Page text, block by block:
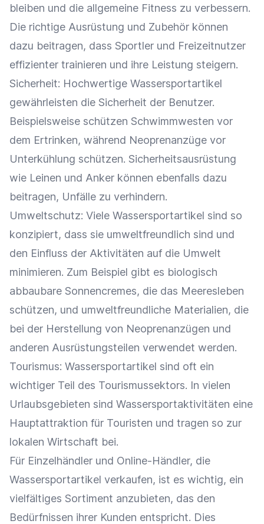
bleiben und die allgemeine Fitness zu verbessern.
Die richtige Ausrüstung und Zubehör können
dazu beitragen, dass Sportler und Freizeitnutzer
effizienter trainieren und ihre Leistung steigern.
Sicherheit: Hochwertige Wassersportartikel
gewährleisten die Sicherheit der Benutzer.
Beispielsweise schützen Schwimmwesten vor
dem Ertrinken, während Neoprenanzüge vor
Unterkühlung schützen. Sicherheitsausrüstung
wie Leinen und Anker können ebenfalls dazu
beitragen, Unfälle zu verhindern.
Umweltschutz: Viele Wassersportartikel sind so
konzipiert, dass sie umweltfreundlich sind und
den Einfluss der Aktivitäten auf die Umwelt
minimieren. Zum Beispiel gibt es biologisch
abbaubare Sonnencremes, die das Meeresleben
schützen, und umweltfreundliche Materialien, die
bei der Herstellung von Neoprenanzügen und
anderen Ausrüstungsteilen verwendet werden.
Tourismus: Wassersportartikel sind oft ein
wichtiger Teil des Tourismussektors. In vielen
Urlaubsgebieten sind Wassersportaktivitäten eine
Hauptattraktion für Touristen und tragen so zur
lokalen Wirtschaft bei.
Für Einzelhändler und Online-Händler, die
Wassersportartikel verkaufen, ist es wichtig, ein
vielfältiges Sortiment anzubieten, das den
Bedürfnissen ihrer Kunden entspricht. Dies